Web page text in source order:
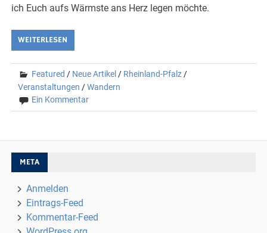
ich Euch aufs Wärmste ans Herz legen möchte.
WEITERLESEN
Featured / Neue Artikel / Rheinland-Pfalz /
Veranstaltungen /Wandern
Ein Kommentar
META
Anmelden
Eintrags-Feed
Kommentar-Feed